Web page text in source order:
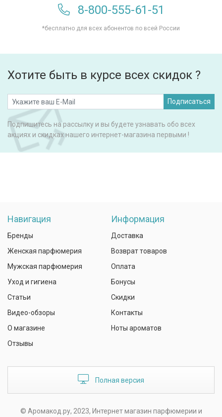
8-800-555-61-51
*бесплатно для всех абонентов по всей России
Хотите быть в курсе всех скидок ?
Подписаться
Подпишитесь на рассылку и вы будете узнавать обо всех
акциях и скидках нашего интернет-магазина первыми !
Навигация
Бренды
Женская парфюмерия
Мужская парфюмерия
Уход и гигиена
Статьи
Видео-обзоры
О магазине
Отзывы
Информация
Доставка
Возврат товаров
Оплата
Бонусы
Скидки
Контакты
Ноты ароматов
Полная версия
© Аромакод.ру, 2023, Интернет магазин парфюмерии и